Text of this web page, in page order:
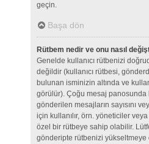
geçin.
Başa dön
Rütbem nedir ve onu nasıl
Genelde kullanıcı rütbenizi
değildir (kullanıcı rütbesi,
bulunan isminizin altında ve
görülür). Çoğu mesaj panosunda
gönderilen mesajların sayısını
için kullanılır, örn. yöneticiler
özel bir rütbeye sahip olabilir.
gönderipte rütbenizi yükseltmeye